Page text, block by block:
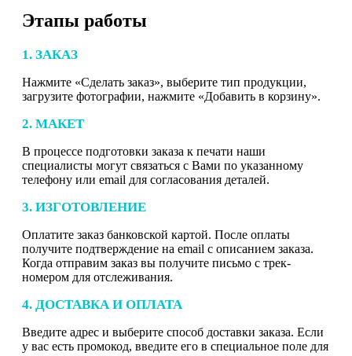
Этапы работы
1. ЗАКАЗ
Нажмите «Сделать заказ», выберите тип продукции,
загрузите фотографии, нажмите «Добавить в корзину».
2. МАКЕТ
В процессе подготовки заказа к печати наши
специалисты могут связаться с Вами по указанному
телефону или email для согласования деталей.
3. ИЗГОТОВЛЕНИЕ
Оплатите заказ банковской картой. После оплаты
получите подтверждение на email с описанием заказа.
Когда отправим заказ вы получите письмо с трек-
номером для отслеживания.
4. ДОСТАВКА И ОПЛАТА
Введите адрес и выберите способ доставки заказа. Если
у вас есть промокод, введите его в специальное поле для